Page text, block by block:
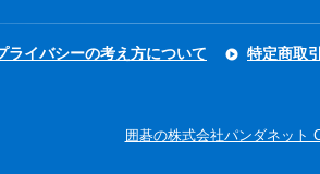
ライバシーの考え方について 特定商取
囲碁の株式会社パンダネット